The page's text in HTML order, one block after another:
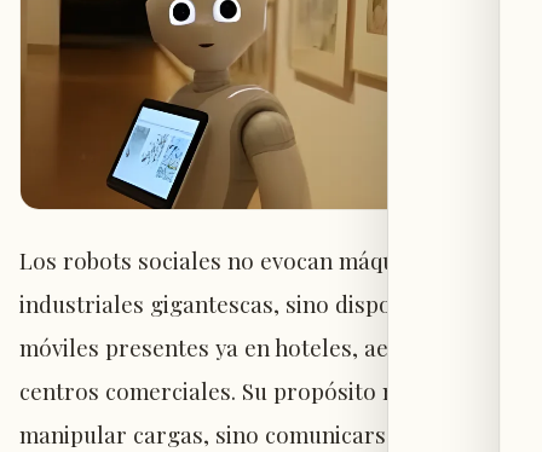
Los robots sociales no evocan máquinas
industriales gigantescas, sino dispositivos
móviles presentes ya en hoteles, aeropuertos y
centros comerciales. Su propósito no es
manipular cargas, sino comunicarse: cuentan